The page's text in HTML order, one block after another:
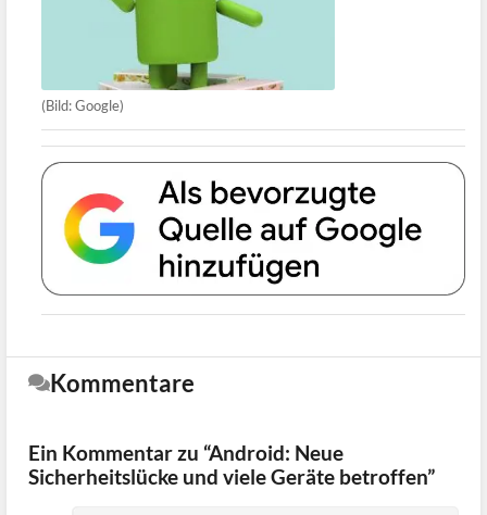
(Bild: Google)
Kommentare
Ein Kommentar zu “Android: Neue
Sicherheitslücke und viele Geräte betroffen”